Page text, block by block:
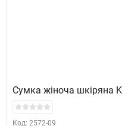
Сумка жіноча шкіряна
Код: 2572-09